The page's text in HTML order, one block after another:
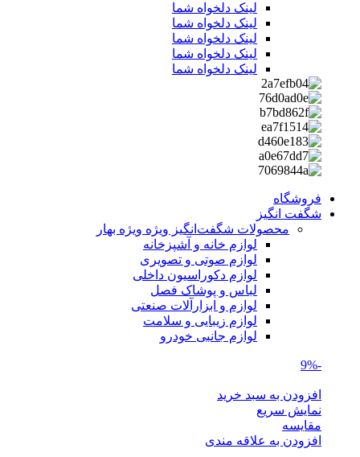
لینک دلخواه شما
لینک دلخواه شما
لینک دلخواه شما
لینک دلخواه شما
لینک دلخواه شما
فروشگاه
شگفت انگیز
محصولات شگفت‌انگیز ویژه ویژه بهار
لوازم خانه و آشپزخانه
لوازم صوتی و تصویری
لوازم دکوراسیون داخلی
لباس و پوشاک فصل
لوازم و ابزارآلات صنعتی
لوازم زیبایی و سلامت
لوازم جانبی خودرو
-9%
افزودن به سبد خرید
نمایش سریع
مقايسه
افزودن به علاقه مندی